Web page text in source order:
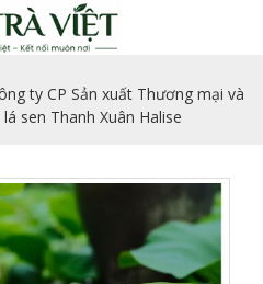
ty CP Sản xuất Thương mại và
lá sen Thanh Xuân Halise